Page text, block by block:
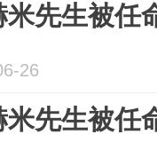
先生被任
26
先生被任